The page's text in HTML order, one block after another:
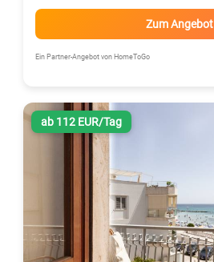
Zum Angebot
Ein Partner-Angebot von HomeToGo
ab 112 EUR/Tag